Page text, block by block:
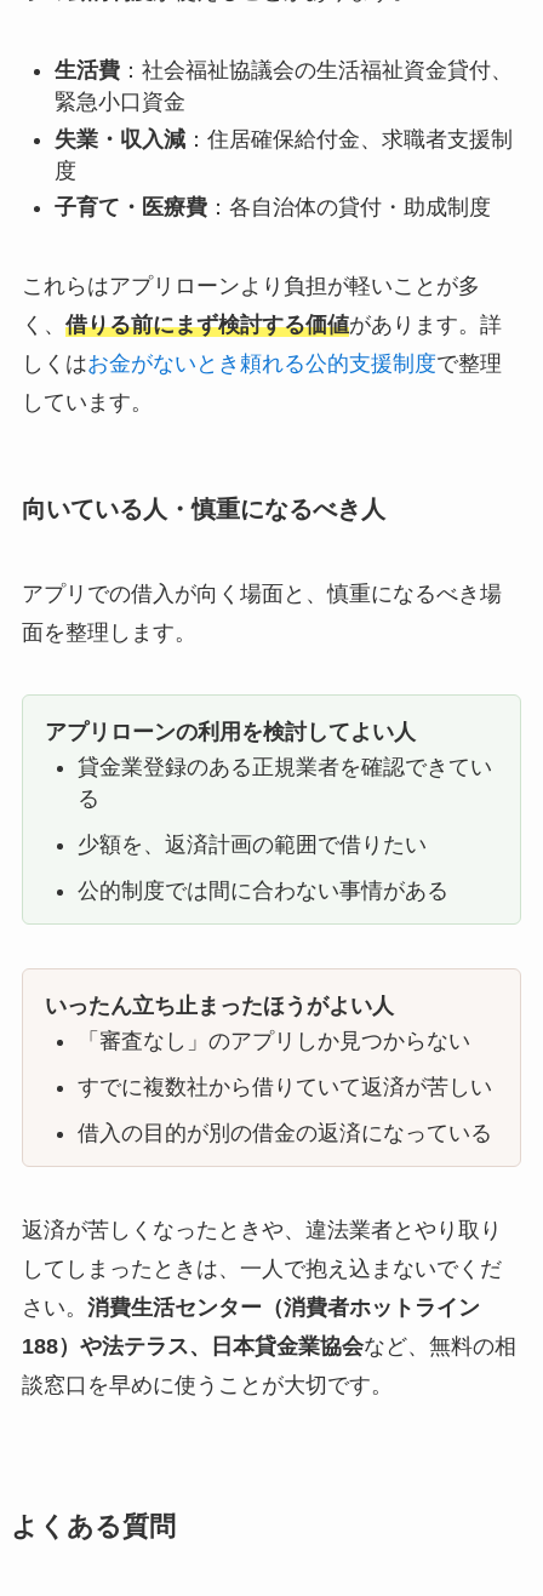
生活費：社会福祉協議会の生活福祉資金貸付、
緊急小口資金
失業・収入減：住居確保給付金、求職者支援制
度
子育て・医療費：各自治体の貸付・助成制度
これらはアプリローンより負担が軽いことが多
く、 借りる前にまず検討する価値があります。詳
しくはお金がないとき頼れる公的支援制度で整理
しています。
向いている人・慎重になるべき人
アプリでの借入が向く場面と、慎重になるべき場
面を整理します。
アプリローンの利用を検討してよい人
貸金業登録のある正規業者を確認できてい
る
少額を、返済計画の範囲で借りたい
公的制度では間に合わない事情がある
いったん立ち止まったほうがよい人
「審査なし」のアプリしか見つからない
すでに複数社から借りていて返済が苦しい
借入の目的が別の借金の返済になっている
返済が苦しくなったときや、違法業者とやり取り
してしまったときは、一人で抱え込まないでくだ
さい。 消費生活センター（消費者ホットライン
188）や法テラス、日本貸金業協会など、無料の相
談窓口を早めに使うことが大切です。
よくある質問